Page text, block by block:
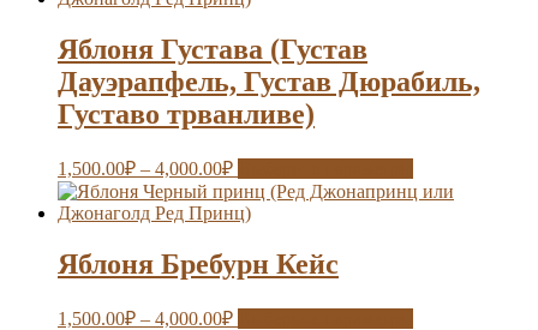
Яблоня Густава (Густав
Дауэрапфель, Густав Дюрабиль,
Густаво трванливе)
1,500.00₽ – 4,000.00₽
Яблоня Бребурн Кейс
1,500.00₽ – 4,000.00₽